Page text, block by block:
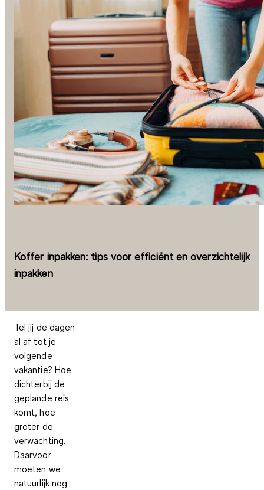
Koffer inpakken: tips voor efficiënt en overzichtelijk
inpakken
Tel jij de dagen
al af tot je
volgende
vakantie? Hoe
dichterbij de
geplande reis
komt, hoe
groter de
verwachting.
Daarvoor
moeten we
natuurlijk nog